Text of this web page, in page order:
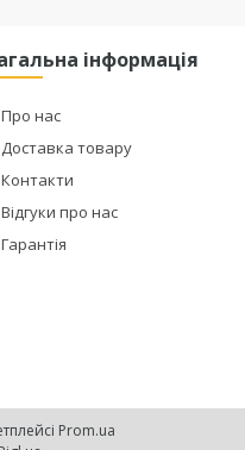
інформація
Про нас
Доставка товару
Контакти
Відгуки про нас
Гарантія
Prom.ua